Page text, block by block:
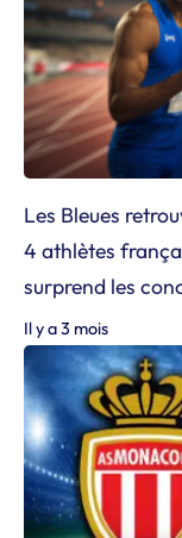
Les Bleues
4 athlètes
surprend les
Il y a 3 mois